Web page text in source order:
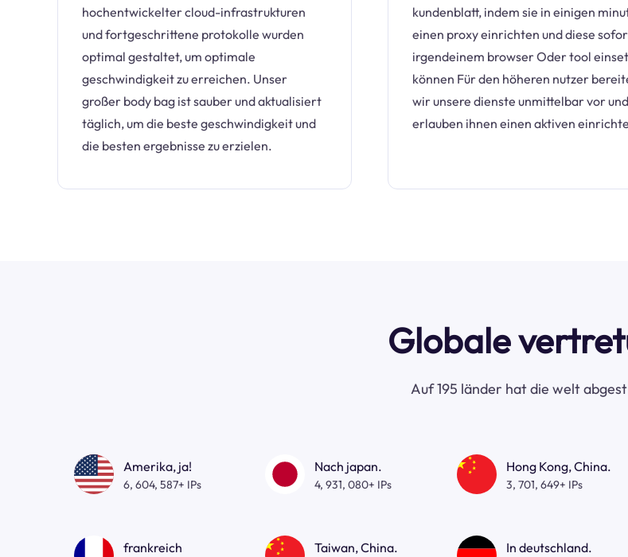
hochentwickelter cloud-infrastrukturen
und fortgeschrittene protokolle wurden
optimal gestaltet, um optimale
geschwindigkeit zu erreichen. Unser
großer body bag ist sauber und aktualisiert
täglich, um die beste geschwindigkeit und
die besten ergebnisse zu erzielen.
kundenblatt, indem sie in einigen
einen proxy einrichten und diese
irgendeinem browser Oder tool
können Für den höheren nutzer
wir unsere dienste unmittelbar vor und
erlauben ihnen einen aktiven
Globale
Auf 195 länder hat die welt
Amerika, ja!
6, 604, 587+ IPs
Nach japan.
4, 931, 080+ IPs
Hong Kong, China.
3, 701, 649+ IPs
frankreich Taiwan, China. In deutschland.